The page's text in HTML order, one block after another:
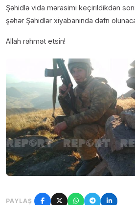
Şəhidlə vida mərasimi keçirildikdən
şəhər Şəhidlər xiyabanında dəfn
Allah rəhmət etsin!
PAYLAŞ